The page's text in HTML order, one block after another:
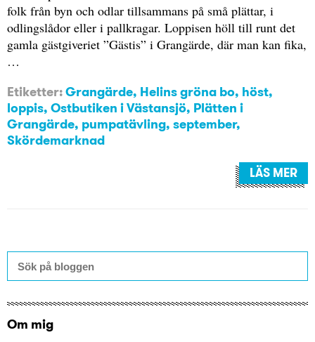
folk från byn och odlar tillsammans på små plättar, i
odlingslådor eller i pallkragar. Loppisen höll till runt det
gamla gästgiveriet ”Gästis” i Grangärde, där man kan fika,
…
Etiketter:Grangärde, Helins gröna bo, höst,
loppis, Ostbutiken i Västansjö, Plätten i
Grangärde, pumpatävling, september,
Skördemarknad
LÄS MER
Om mig